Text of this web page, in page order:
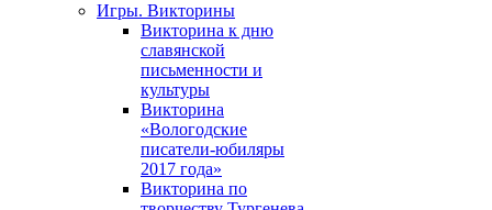
Игры. Викторины
Викторина к дню
славянской
письменности и
культуры
Викторина
«Вологодские
писатели-юбиляры
2017 года»
Викторина по